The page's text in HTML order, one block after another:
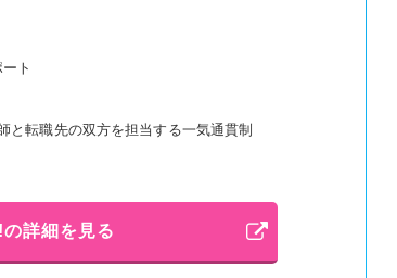
ト
と転職先の双方を担当する一気通貫制
詳細を見る